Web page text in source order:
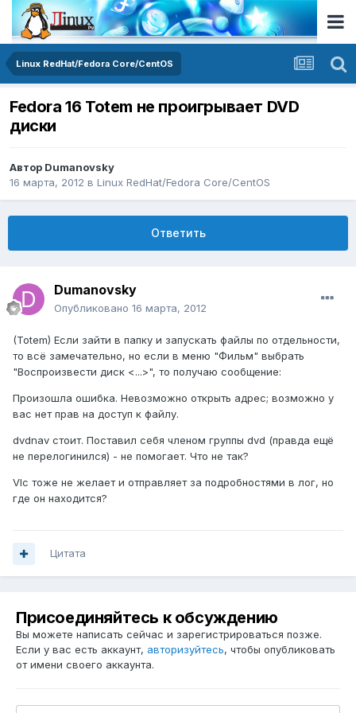
Linux RedHat/Fedora Core/CentOS
Fedora 16 Totem не проигрывает DVD
диски
Автор Dumanovsky
16 марта, 2012 в Linux RedHat/Fedora Core/CentOS
Ответить
Dumanovsky
Опубликовано 16 марта, 2012
(Totem) Если зайти в папку и запускать файлы по отдельности,
то всё замечательно, но если в меню "Фильм" выбрать
"Воспроизвести диск <...>", то получаю сообщение:
Произошла ошибка. Невозможно открыть адрес; возможно у
вас нет прав на доступ к файлу.
dvdnav стоит. Поставил себя членом группы dvd (правда ещё
не перелогинился) - не помогает. Что не так?
Vlc тоже не желает и отправляет за подробностями в лог, но
где он находится?
Цитата
Присоединяйтесь к обсуждению
Вы можете написать сейчас и зарегистрироваться позже.
Если у вас есть аккаунт, авторизуйтесь, чтобы опубликовать
от имени своего аккаунта.